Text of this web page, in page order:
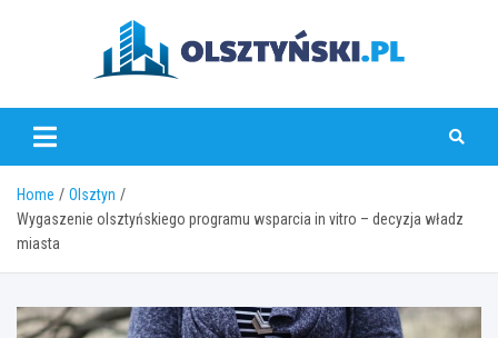
olsztynski.pl
Home
Olsztyn
Wygaszenie olsztyńskiego programu wsparcia in vitro – decyzja władz
miasta